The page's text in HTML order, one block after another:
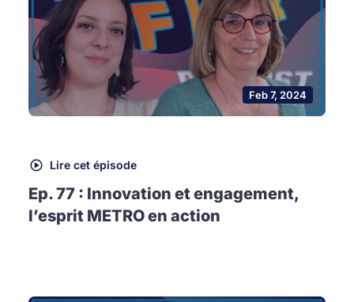
Feb 7, 2024
Lire cet épisode
Ep. 77 : Innovation et engagement,
l’esprit METRO en action